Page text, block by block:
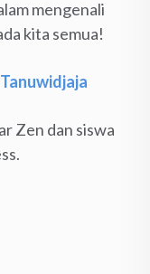
mengenali
kita semua!
Zen dan siswa